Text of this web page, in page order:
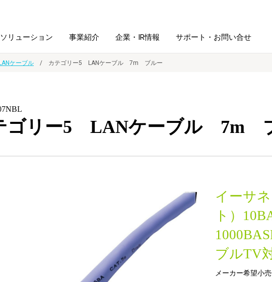
ノート・紙製品
ファイル・
ホルダー用品
筆
デジタル文具
キャ
新製品一覧
ソリューション
学校ソリューション
事業紹介 企業・IR情報
沿革
サポート・お問い合せ
ケーブル カテゴリー5 LANケーブル 7m ブルー
ゴリー5 LANケーブル 7m
イーサ
ト）
ブルTV
メーカー希望小売